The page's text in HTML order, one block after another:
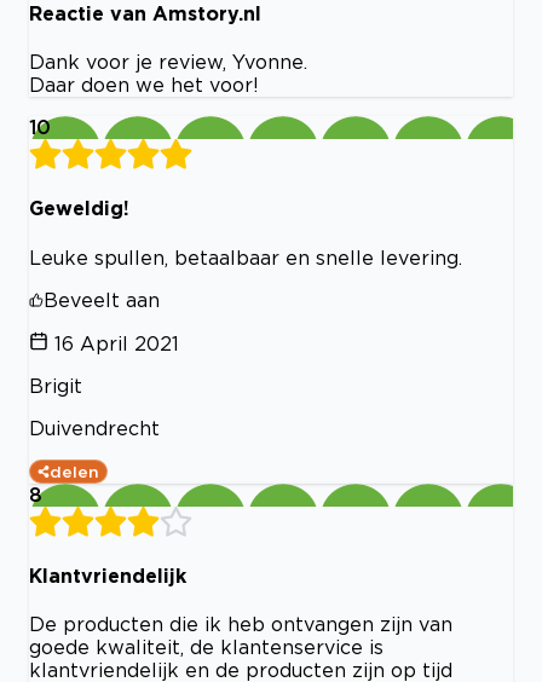
Reactie van Amstory.nl
Dank voor je review, Yvonne.
Daar doen we het voor!
10
Geweldig!
Leuke spullen, betaalbaar en snelle levering.
Beveelt aan
16 April 2021
Brigit
Duivendrecht
delen
8
Klantvriendelijk
De producten die ik heb ontvangen zijn van
goede kwaliteit, de klantenservice is
klantvriendelijk en de producten zijn op tijd